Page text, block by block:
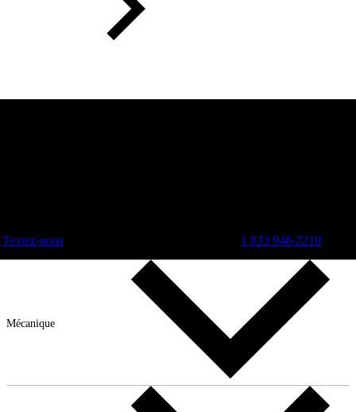
Textez-nous 1 833 946-2210
Mécanique